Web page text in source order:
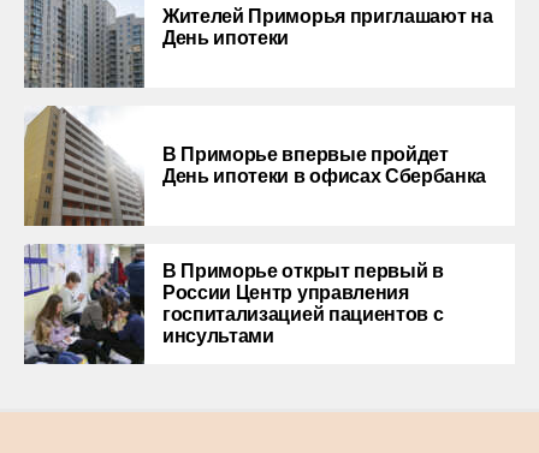
Жителей Приморья приглашают на
День ипотеки
В Приморье впервые пройдет
День ипотеки в офисах Сбербанка
В Приморье открыт первый в
России Центр управления
госпитализацией пациентов с
инсультами